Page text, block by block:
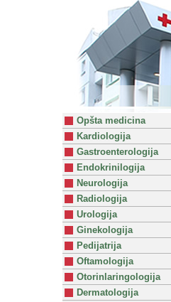
Opšta medicina
Kardiologija
Gastroenterologija
Endokrinilogija
Neurologija
Radiologija
Urologija
Ginekologija
Pedijatrija
Oftamologija
Otorinlaringologija
Dermatologija